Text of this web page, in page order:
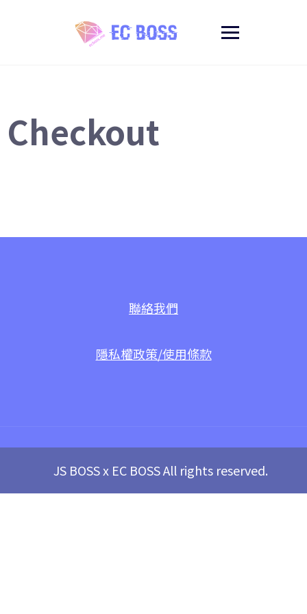
Checkout
聯絡我們
隱私權政策/使用條款
JS BOSS x EC BOSS All rights reserved.